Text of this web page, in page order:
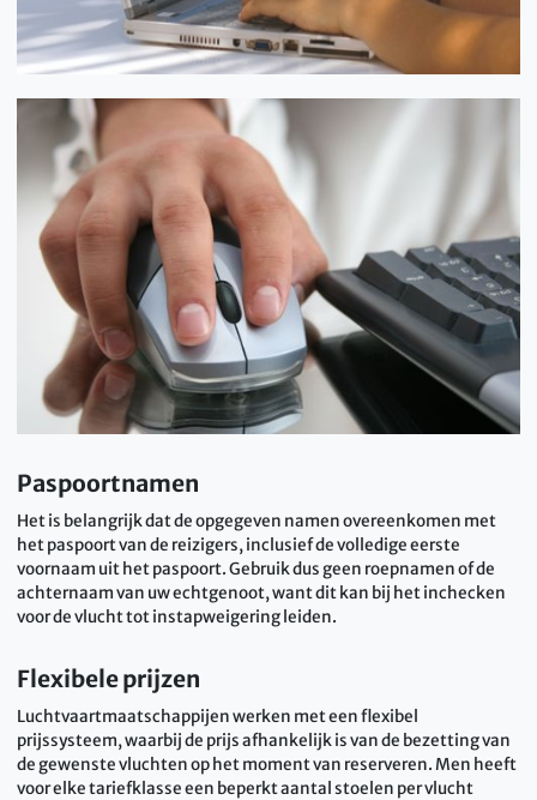
Paspoortnamen
Het is belangrijk dat de opgegeven namen overeenkomen met
het paspoort van de reizigers, inclusief de volledige eerste
voornaam uit het paspoort. Gebruik dus geen roepnamen of de
achternaam van uw echtgenoot, want dit kan bij het inchecken
voor de vlucht tot instapweigering leiden.
Flexibele prijzen
Luchtvaartmaatschappijen werken met een flexibel
prijssysteem, waarbij de prijs afhankelijk is van de bezetting van
de gewenste vluchten op het moment van reserveren. Men heeft
voor elke tariefklasse een beperkt aantal stoelen per vlucht